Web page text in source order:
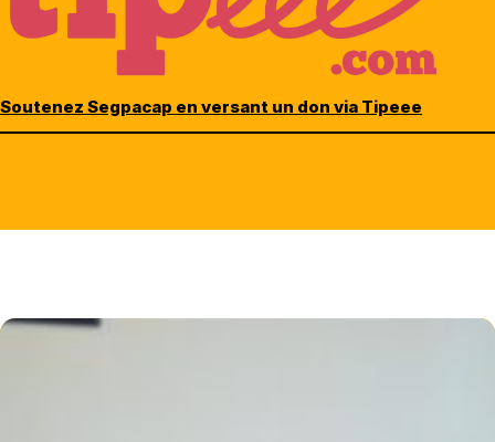
Soutenez Segpacap en versant un don via Tipeee